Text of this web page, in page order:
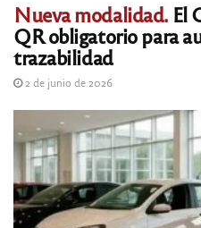
Nueva modalidad.El
QR obligatorio para
trazabilidad
2 de junio de 2026